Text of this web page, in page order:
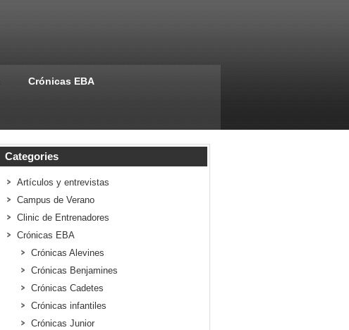
Crónicas EBA
Categories
Artículos y entrevistas
Campus de Verano
Clinic de Entrenadores
Crónicas EBA
Crónicas Alevines
Crónicas Benjamines
Crónicas Cadetes
Crónicas infantiles
Crónicas Junior